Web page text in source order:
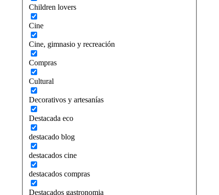
Children lovers
Cine
Cine, gimnasio y recreación
Compras
Cultural
Decorativos y artesanías
Destacada eco
destacado blog
destacados cine
destacados compras
Destacados gastronomia